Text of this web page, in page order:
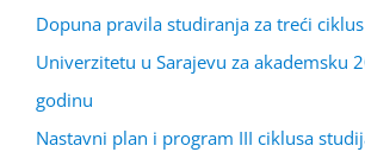
Dopuna pravila studiranja za treći
Univerzitetu u Sarajevu za akademsku
godinu
Nastavni plan i program III ciklusa